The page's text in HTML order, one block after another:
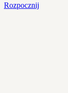
Rozpocznij